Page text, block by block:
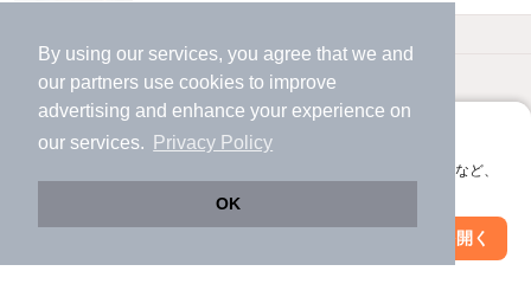
By using our services, you agree that we and
our partners use cookies to improve
advertising and enhance your experience on
our services.
Privacy Policy
OK
アプリに切り替えて、サクサクお部屋探し
会員登録なしですぐ使える。マップ検索やお気に入り保存など、
アプリを開く
絞り込み条件を変更
他の人はこんな条件で絞り込んでいます！
人気のこだわり条件
バス・トイレ別
洗濯機置場あり 独立洗面台
当サイトの物件及び不動産会社、外壁塗装業者の情報は検索パートナーが提供している情
報であり、ニフティライフスタイル株式会社は内容の責任を負わないことを予めご了承く
ださい。本サービス内でお客様が入力される個人情報は、検索パートナーが取得し、同社